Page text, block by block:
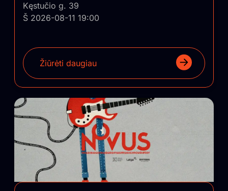
Kęstučio g. 39
Š 2026-08-11 19:00
Žiūrėti daugiau